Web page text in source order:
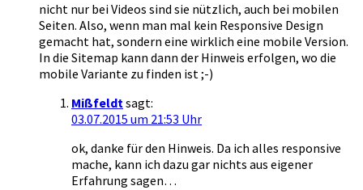
nicht nur bei Videos sind sie nützlich, auch bei mobilen
Seiten. Also, wenn man mal kein Responsive Design
gemacht hat, sondern eine wirklich eine mobile Version.
In die Sitemap kann dann der Hinweis erfolgen, wo die
mobile Variante zu finden ist ;-)
Mißfeldtsagt:
03.07.2015 um 21:53 Uhr
ok, danke für den Hinweis. Da ich alles responsive
mache, kann ich dazu gar nichts aus eigener
Erfahrung sagen…